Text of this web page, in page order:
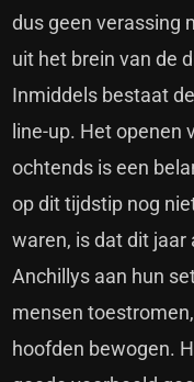
dus geen verassing
uit het brein van de
Inmiddels bestaat
line-up. Het openen
ochtends is een
op dit tijdstip nog
waren, is dat dit
Anchillys aan hun
mensen
hoofden bewogen.